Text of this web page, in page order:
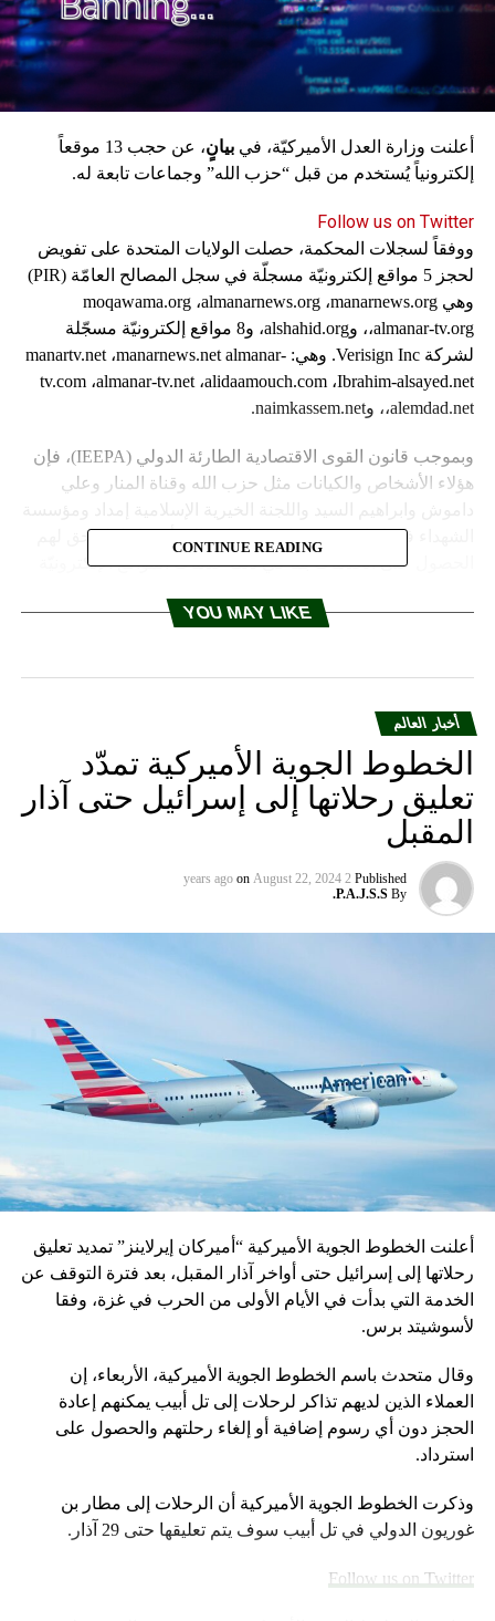
أعلنت وزارة العدل الأميركيّة، في بيانٍ
، عن حجب 13 موقعاً
إلكترونياً يُستخدم من قبل “حزب الله” وجماعات تابعة له.
Follow us on Twitter
ووفقاً لسجلات المحكمة، حصلت الولايات المتحدة على تفويض
لحجز 5 مواقع إلكترونيّة مسجلّة في سجل المصالح العامّة (PIR)
وهي moqawama.org ،almanarnews.org ،manarnews.org
،almanar-tv.org، وalshahid.org، و8 مواقع إلكترونيّة مسجّلة
لشركة Verisign Inc. وهي: manartv.net ،manarnews.net almanar-
tv.com ،almanar-tv.net ،alidaamouch.com ،Ibrahim-alsayed.net
،alemdad.net، وnaimkassem.net.
وبموجب قانون القوى الاقتصادية الطارئة الدولي (IEEPA)، فإن
هؤلاء الأشخاص والكيانات مثل حزب الله وقناة المنار وعلي
الشهداء في لبنان ونعيم قاسم، إضافةً إلى أعضائها، لا يحق لهم
الحصول على الخدمات بما في ذلك خدمات المواقع الإلكترونيّة
مراقبة الأصول الأجنبية (OFAC)، مع الإشارة إلى أنّه لم يتمّ
بالإضافة إلى ذلك، فإن هذه المواقع الالكتونية الـ13 تخضع
للمصادرة كأصول للكيانات والمنظمات المشاركة في التخطيط
أو تنفيذ أعمال إرهابيّة ضدّ الولايات المتحدة ومواطنيها ومقيميها
وممتلكاتهم.
كما أنّ هذه النطاقات تمثّل مصدراً للتأثير على تلك الكيانات
وقال مساعد المدعي العام ماثيو جي: “ستُواصل وزارة العدل
فرضَ العقوبات الاقتصاديّة كجزءٍ من التزامنا بنشرِ كلّ الأدوات
المُتاحة ضدّ التهديدات من الدول المعادية والجهات الإرهابيّة على
RELATED TOPICS:
ينعون الراحل سجعان قزّي
DON'T MISS
هل ردّت تل أبيب الجواب للسعودية بعمليات اغتيال لقادة
“الجهاد الإسلامي!!
CONTINUE READING
YOU MAY LIKE
أخبار العالم
الخطوط الجوية الأميركية تمدّد
تعليق رحلاتها إلى إسرائيل حتى آذار
المقبل
Published
2 years ago
on August 22, 2024
By
P.A.J.S.S.
أعلنت الخطوط الجوية الأميركية “أميركان إيرلاينز” تمديد تعليق
رحلاتها إلى إسرائيل حتى أواخر آذار المقبل، بعد فترة التوقف عن
الخدمة التي بدأت في الأيام الأولى من الحرب في غزة، وفقا
لأسوشيتد برس.
وقال متحدث باسم الخطوط الجوية الأميركية، الأربعاء، إن
العملاء الذين لديهم تذاكر لرحلات إلى تل أبيب يمكنهم إعادة
الحجز دون أي رسوم إضافية أو إلغاء رحلتهم والحصول على
استرداد.
وذكرت الخطوط الجوية الأميركية أن الرحلات إلى مطار بن
غوريون الدولي في تل أبيب سوف يتم تعليقها حتى 29 آذار.
Follow us on Twitter